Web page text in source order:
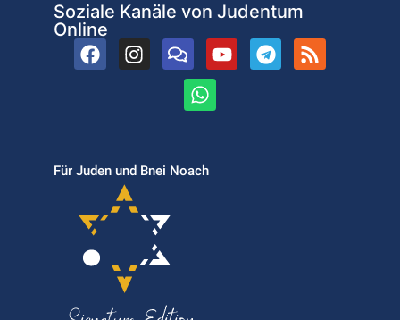
Soziale Kanäle von Judentum
Online
Für Juden und Bnei Noach